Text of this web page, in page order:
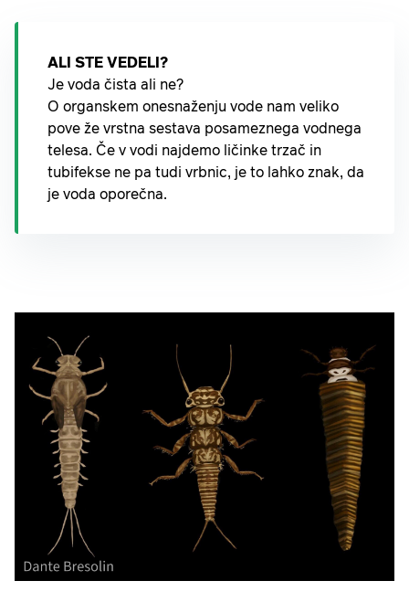
ALI STE VEDELI?
Je voda čista ali ne?
O organskem onesnaženju vode nam veliko
pove že vrstna sestava posameznega vodnega
telesa. Če v vodi najdemo ličinke trzač in
tubifekse ne pa tudi vrbnic, je to lahko znak, da
je voda oporečna.